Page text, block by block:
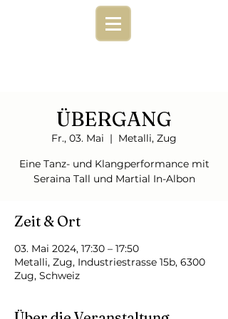
ÜBERGANG
Fr., 03. Mai
  |
Metalli, Zug
Eine Tanz- und Klangperformance mit
Seraina Tall und Martial In-Albon
Zeit & Ort
03. Mai 2024, 17:30 – 17:50
Metalli, Zug, Industriestrasse 15b, 6300
Zug, Schweiz